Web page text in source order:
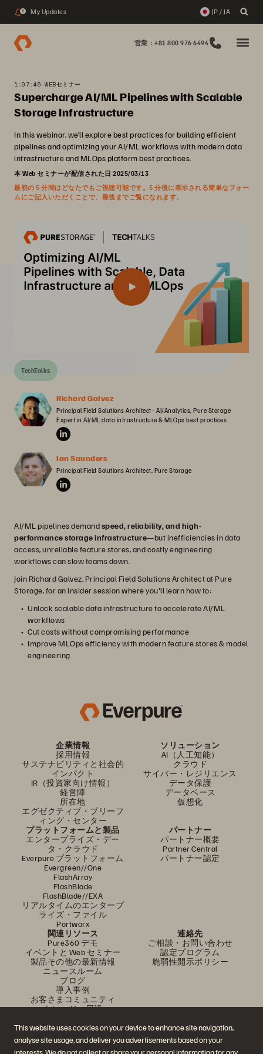
This website uses cookies on your device to enhance site navigation,
analyse site usage, and deliver you advertisements based on your
1 My Updates JP / JA
営業：+81 800 976 6494
1:07:46 WEBセミナー
Supercharge AI/ML Pipelines with Scalable
Storage Infrastructure
In this webinar, we’ll explore best practices for building efficient
pipelines and optimizing your AI/ML workflows with modern data
infrastructure and MLOps platform best practices.
本 Web セミナーが配信された日 2025/03/13
最初の 5 分間はどなたでもご視聴可能です。5 分後に表示される簡単なフォー
ムにご記入いただくことで、最後までご覧になれます。
TechTalks
Richard Galvez
Principal Field Solutions Architect - AI/Analytics, Pure Storage
Expert in AI/ML data infrastructure & MLOps best practices
Ian Saunders
Principal Field Solutions Architect, Pure Storage
AI/ML pipelines demandspeed, reliability, and high-
performance storage infrastructure—but inefficiencies in data
access, unreliable feature stores, and costly engineering
workflows can slow teams down.
Join Richard Galvez, Principal Field Solutions Architect at Pure
Storage, for an insider session where you'll learn how to:
Unlock scalable data infrastructure to accelerate AI/ML
workflows
Cut costs without compromising performance
Improve MLOps efficiency with modern feature stores & model
engineering
企業情報
採用情報
サステナビリティと社会的
インパクト
IR（投資家向け情報）
経営陣
所在地
エグゼクティブ・ブリーフ
ィング・センター
ソリューション
AI（人工知能）
クラウド
サイバー・レジリエンス
データ保護
データベース
仮想化
プラットフォームと製品
エンタープライズ・デー
タ・クラウド
Everpure プラットフォーム
Evergreen//One
FlashArray
FlashBlade
FlashBlade//EXA
リアルタイムのエンタープ
ライズ・ファイル
Portworx
パートナー
パートナー概要
Partner Central
パートナー認定
関連リソース
Pure360 デモ
イベントと Web セミナー
製品その他の最新情報
ニュースルーム
ブログ
導入事例
お客さまコミュニティ
ナレッジ・用語
連絡先
ご相談・お問い合わせ
認定プログラム
脆弱性開示ポリシー
公式 SNS